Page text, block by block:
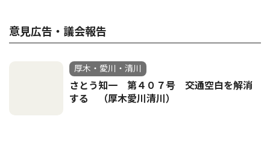
意見広告・議会報告
厚木・愛川・清川
さとう知一 第４０７号 交通空白を解消
する （厚木愛川清川）